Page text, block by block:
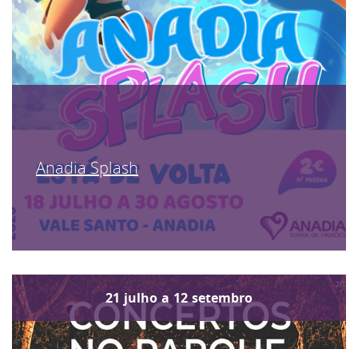
Anadia Splash
21 julho a 12 setembro